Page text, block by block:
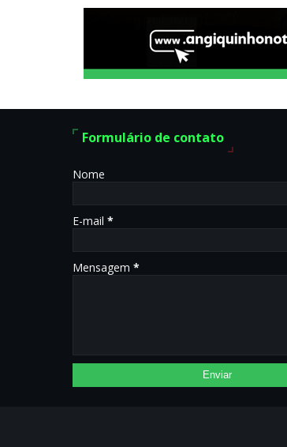
Formulário de contato
Nome
E-mail *
Mensagem *